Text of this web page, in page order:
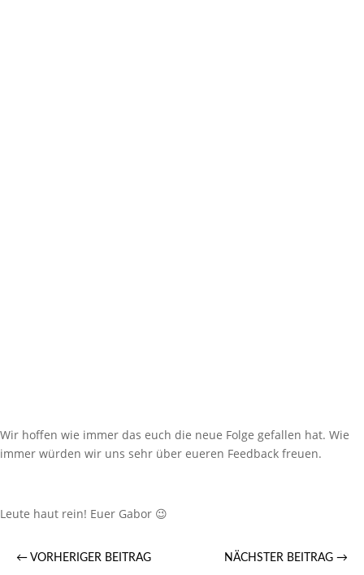
Wir hoffen wie immer das euch die neue Folge gefallen hat. Wie
immer würden wir uns sehr über eueren Feedback freuen.
Leute haut rein! Euer Gabor 😉
← VORHERIGER BEITRAG NÄCHSTER BEITRAG →